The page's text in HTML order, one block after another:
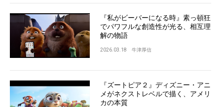
『私がビーバーになる時』素っ頓狂
でパワフルな創造性が光る、相互理
解の物語
2026.03.18 牛津厚信
『ズートピア２』ディズニー・アニ
メがネクストレベルで描く、アメリ
カの本質